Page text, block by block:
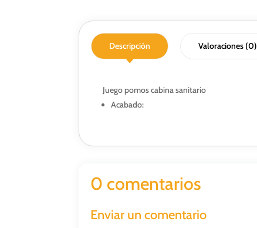
Descripción Valoraciones (0)
Juego pomos cabina sanitario
Acabado:
0 comentarios
Enviar un comentario